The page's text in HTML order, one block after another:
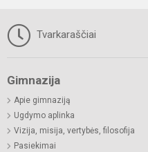
Tvarkaraščiai
Gimnazija
Apie gimnaziją
Ugdymo aplinka
Vizija, misija, vertybės, filosofija
Pasiekimai